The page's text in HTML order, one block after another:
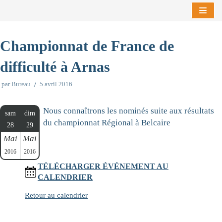
contenu
Championnat de France de
difficulté à Arnas
parBureau 5 avril 2016
sam
28
Mai
2016
dim
29
Mai
2016
Nous connaîtrons les nominés suite aux résultats
du championnat Régional à Belcaire
TÉLÉCHARGER ÉVÉNEMENT AU
CALENDRIER
Retour au calendrier